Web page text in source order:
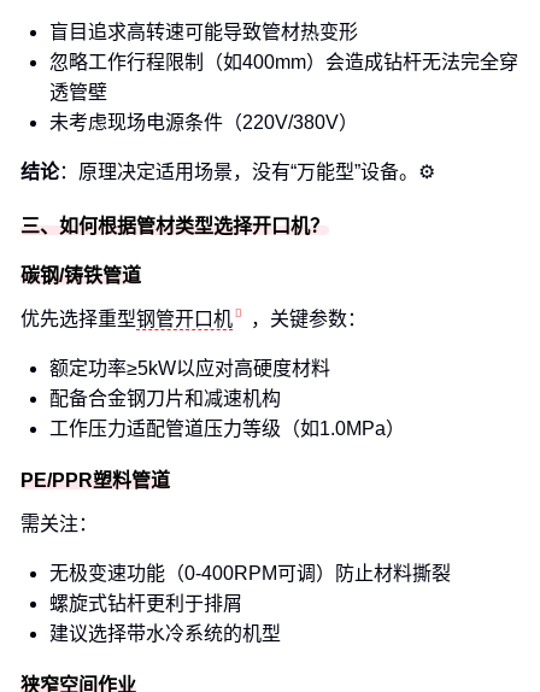
盲目追求高转速可能导致管材热变形
忽略工作行程限制（如400mm）会造成钻杆无法完全穿
透管壁
未考虑现场电源条件（220V/380V）
结论：原理决定适用场景，没有“万能型”设备。⚙️
三、如何根据管材类型选择开口机？
碳钢/铸铁管道
优先选择重型钢管开口机 ，关键参数：
额定功率≥5kW以应对高硬度材料
配备合金钢刀片和减速机构
工作压力适配管道压力等级（如1.0MPa）
PE/PPR塑料管道
需关注：
无极变速功能（0-400RPM可调）防止材料撕裂
螺旋式钻杆更利于排屑
建议选择带水冷系统的机型
狭窄空间作业